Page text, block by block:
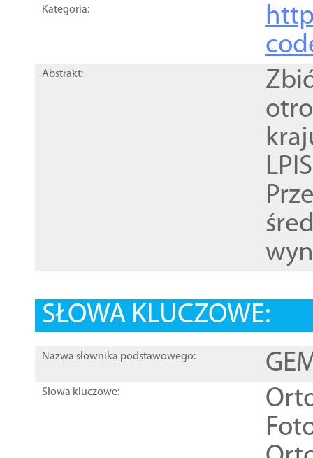
Kategoria:
Abstrakt:
SŁOWA KLUCZOWE:
Nazwa słownika podstawowego:
Słowa kluczowe: